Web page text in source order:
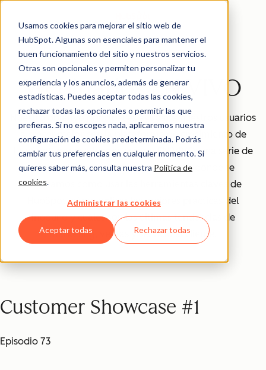
Usamos cookies para mejorar el sitio web de
HubSpot. Algunas son esenciales para mantener el
buen funcionamiento del sitio y nuestros servicios.
Otras son opcionales y permiten personalizar tu
experiencia y los anuncios, además de generar
estadísticas. Puedes aceptar todas las cookies,
rechazar todas las opcionales o permitir las que
prefieras. Si no escoges nada, aplicaremos nuestra
configuración de cookies predeterminada. Podrás
cambiar tus preferencias en cualquier momento. Si
quieres saber más, consulta nuestra Política de
cookies.
Administrar las cookies
Aceptar todas Rechazar todas
Webinarios EN VIVO
Nuestro objetivo principal es ayudar a nuestros usuarios
a crecer mejor con la plataforma de crecimiento de
HubSpot, por eso hemos creado EN VIVO: una serie de
webinarios para clientes de HubSpot donde te
mostramos cómo usar las herramientas claves de
HubSpot, cómo aplicar las mejores prácticas del
inbound y cuáles son las últimas tendencias de
marketing, ventas y servicio al cliente.
Customer Showcase #1
Episodio 73